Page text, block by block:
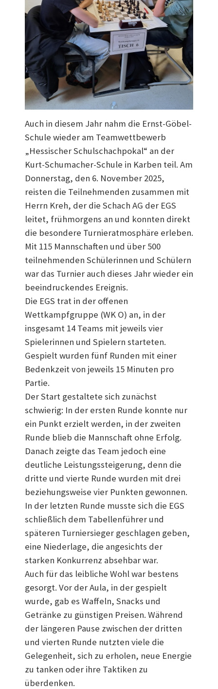
Auch in diesem Jahr nahm die Ernst-Göbel-
Schule wieder am Teamwettbewerb
„Hessischer Schulschachpokal“ an der
Kurt-Schumacher-Schule in Karben teil. Am
Donnerstag, den 6. November 2025,
reisten die Teilnehmenden zusammen mit
Herrn Kreh, der die Schach AG der EGS
leitet, frühmorgens an und konnten direkt
die besondere Turnieratmosphäre erleben.
Mit 115 Mannschaften und über 500
teilnehmenden Schülerinnen und Schülern
war das Turnier auch dieses Jahr wieder ein
beeindruckendes Ereignis.
Die EGS trat in der offenen
Wettkampfgruppe (WK O) an, in der
insgesamt 14 Teams mit jeweils vier
Spielerinnen und Spielern starteten.
Gespielt wurden fünf Runden mit einer
Bedenkzeit von jeweils 15 Minuten pro
Partie.
Der Start gestaltete sich zunächst
schwierig: In der ersten Runde konnte nur
ein Punkt erzielt werden, in der zweiten
Runde blieb die Mannschaft ohne Erfolg.
Danach zeigte das Team jedoch eine
deutliche Leistungssteigerung, denn die
dritte und vierte Runde wurden mit drei
beziehungsweise vier Punkten gewonnen.
In der letzten Runde musste sich die EGS
schließlich dem Tabellenführer und
späteren Turniersieger geschlagen geben,
eine Niederlage, die angesichts der
starken Konkurrenz absehbar war.
Auch für das leibliche Wohl war bestens
gesorgt. Vor der Aula, in der gespielt
wurde, gab es Waffeln, Snacks und
Getränke zu günstigen Preisen. Während
der längeren Pause zwischen der dritten
und vierten Runde nutzten viele die
Gelegenheit, sich zu erholen, neue Energie
zu tanken oder ihre Taktiken zu
überdenken.